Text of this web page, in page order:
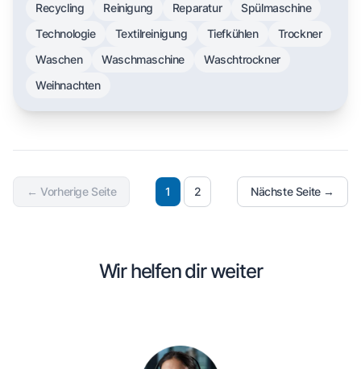
Recycling
Reinigung Reparatur
Spülmaschine
Technologie
Textilreinigung Tiefkühlen
Trockner
Waschen
Waschmaschine
Waschtrockner
Weihnachten
← Vorherige Seite 1 2 Nächste Seite →
Wir helfen dir weiter